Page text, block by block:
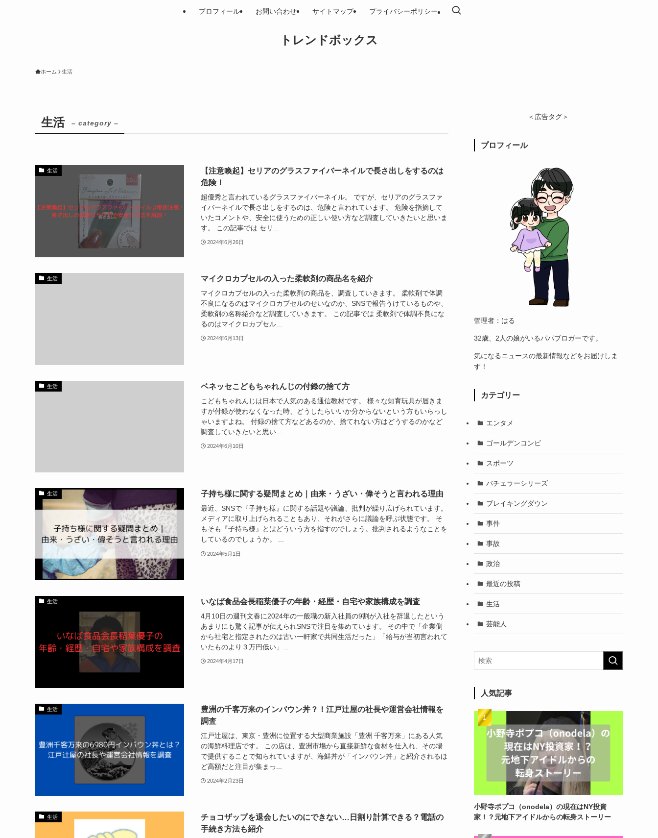
トレンドボックス
プロフィール お問い合わせ サイトマップ プライバシーポリシー
ホーム 生活
生活 – category –
生活
【注意喚起】セリアのグラスファイバーネイルで長さ出しをするのは
危険！
超優秀と言われているグラスファイバーネイル。 ですが、セリアのグラスファ
イバーネイルで長さ出しをするのは、危険と言われています。 危険を指摘して
いたコメントや、安全に使うための正しい使い方など調査していきたいと思いま
す。 この記事では セリ...
2024年6月26日
生活 マイクロカプセルの入った柔軟剤の商品名を紹介
マイクロカプセルの入った柔軟剤の商品を、調査していきます。 柔軟剤で体調
不良になるのはマイクロカプセルのせいなのか、SNSで報告うけているものや、
柔軟剤の名称紹介など調査していきます。 この記事では 柔軟剤で体調不良にな
るのはマイクロカプセル...
2024年6月13日
生活 ベネッセこどもちゃれんじの付録の捨て方
こどもちゃれんじは日本で人気のある通信教材です。 様々な知育玩具が届きま
すが付録が使わなくなった時、どうしたらいいか分からないという方もいらっし
ゃいますよね。 付録の捨て方などあるのか、捨てれない方はどうするのかなど
調査していきたいと思い...
2024年6月10日
生活 子持ち様に関する疑問まとめ｜由来・うざい・偉そうと言われる理由
最近、SNSで『子持ち様』に関する話題や議論、批判が繰り広げられています。
メディアに取り上げられることもあり、それがさらに議論を呼ぶ状態です。 そ
もそも『子持ち様』とはどういう方を指すのでしょう。批判されるようなことを
しているのでしょうか。 ...
2024年5月1日
生活 いなば食品会長稲葉優子の年齢・経歴・自宅や家族構成を調査
4月10日の週刊文春に2024年の一般職の新入社員の9割が入社を辞退したという
あまりにも驚く記事が伝えられSNSで注目を集めています。 その中で「企業側
から社宅と指定されたのは古い一軒家で共同生活だった」「給与が当初言われて
いたものより３万円低い」...
2024年4月17日
生活
豊洲の千客万来のインバウン丼？！江戸辻屋の社長や運営会社情報を
調査
江戸辻屋は、東京・豊洲に位置する大型商業施設「豊洲 千客万来」にある人気
の海鮮料理店です。 この店は、豊洲市場から直接新鮮な食材を仕入れ、その場
で提供することで知られていますが、海鮮丼が「インバウン丼」と紹介されるほ
ど高額だと注目が集まっ...
2024年2月23日
生活
チョコザップを退会したいのにできない…日割り計算できる？電話の
手続き方法も紹介
＜広告タグ＞
プロフィール
管理者：はる
32歳、2人の娘がいるパパブロガーです。
気になるニュースの最新情報などをお届けしま
す！
カテゴリー
エンタメ
ゴールデンコンビ
スポーツ
バチェラーシリーズ
ブレイキングダウン
事件
事故
政治
最近の投稿
生活
芸能人
人気記事
小野寺ポプコ（onodela）の現在はNY投資
家！？元地下アイドルからの転身ストーリー